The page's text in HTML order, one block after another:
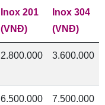
Inox 201
(VNĐ)
Inox 304
(VNĐ)
2.800.000 3.600.000
6.500.000 7.500.000